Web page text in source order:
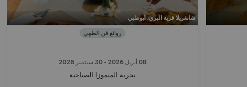
شانغريلا قرية البري، أبوظبي
روائع فن الطهي
08 أبريل 2026 - 30 سبتمبر 2026
تجربة الميموزا الصباحية